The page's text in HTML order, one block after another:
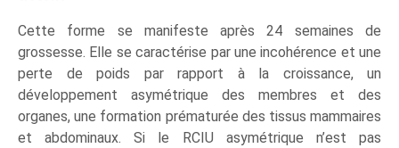
Cette forme se manifeste après 24 semaines de
grossesse. Elle se caractérise par une incohérence et une
perte de poids par rapport à la croissance, un
développement asymétrique des membres et des
organes, une formation prématurée des tissus mammaires
et abdominaux. Si le RCIU asymétrique n’est pas